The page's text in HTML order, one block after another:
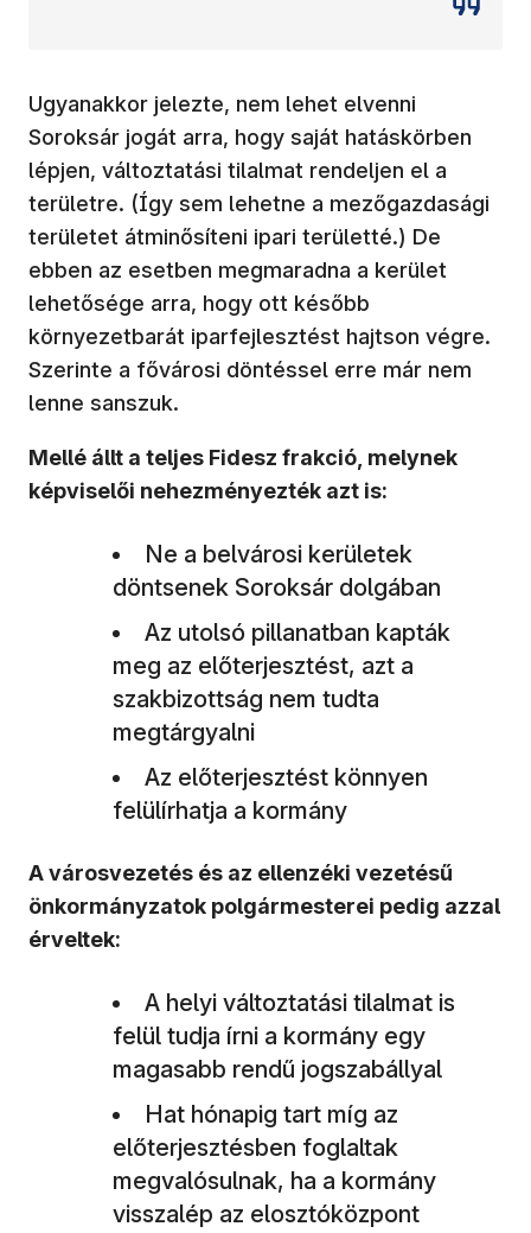
Ugyanakkor jelezte, nem lehet elvenni
Soroksár jogát arra, hogy saját hatáskörben
lépjen, változtatási tilalmat rendeljen el a
területre. (Így sem lehetne a mezőgazdasági
területet átminősíteni ipari területté.) De
ebben az esetben megmaradna a kerület
lehetősége arra, hogy ott később
környezetbarát iparfejlesztést hajtson végre.
Szerinte a fővárosi döntéssel erre már nem
lenne sanszuk.
Mellé állt a teljes Fidesz frakció, melynek
képviselői nehezményezték azt is:
Ne a belvárosi kerületek
döntsenek Soroksár dolgában
Az utolsó pillanatban kapták
meg az előterjesztést, azt a
szakbizottság nem tudta
megtárgyalni
Az előterjesztést könnyen
felülírhatja a kormány
A városvezetés és az ellenzéki vezetésű
önkormányzatok polgármesterei pedig azzal
érveltek:
A helyi változtatási tilalmat is
felül tudja írni a kormány egy
magasabb rendű jogszabállyal
Hat hónapig tart míg az
előterjesztésben foglaltak
megvalósulnak, ha a kormány
visszalép az elosztóközpont